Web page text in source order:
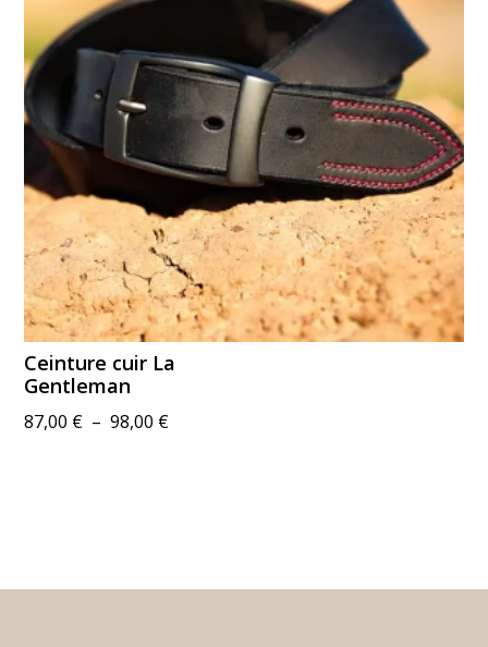
Ceinture cuir La
Gentleman
87,00 € – 98,00 €Plage